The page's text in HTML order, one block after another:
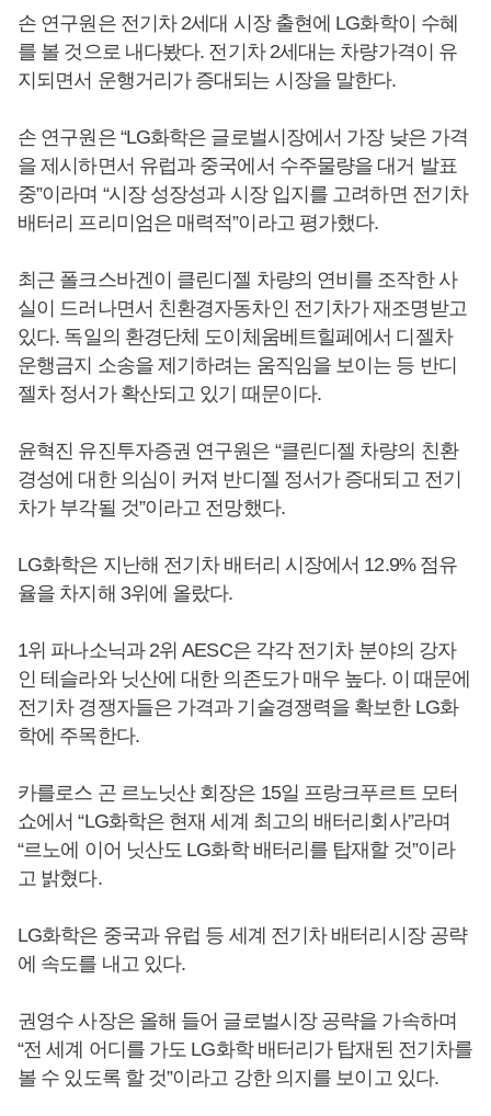
손 연구원은 전기차 2세대 시장 출현에 LG화학이 수혜
를 볼 것으로 내다봤다. 전기차 2세대는 차량가격이 유
지되면서 운행거리가 증대되는 시장을 말한다.
손 연구원은 “LG화학은 글로벌시장에서 가장 낮은 가격
을 제시하면서 유럽과 중국에서 수주물량을 대거 발표
중”이라며 “시장 성장성과 시장 입지를 고려하면 전기차
배터리 프리미엄은 매력적”이라고 평가했다.
최근 폴크스바겐이 클린디젤 차량의 연비를 조작한 사
실이 드러나면서 친환경자동차인 전기차가 재조명받고
있다. 독일의 환경단체 도이체움베트힐페에서 디젤차
운행금지 소송을 제기하려는 움직임을 보이는 등 반디
젤차 정서가 확산되고 있기 때문이다.
윤혁진 유진투자증권 연구원은 “클린디젤 차량의 친환
경성에 대한 의심이 커져 반디젤 정서가 증대되고 전기
차가 부각될 것”이라고 전망했다.
LG화학은 지난해 전기차 배터리 시장에서 12.9% 점유
율을 차지해 3위에 올랐다.
1위 파나소닉과 2위 AESC은 각각 전기차 분야의 강자
인 테슬라와 닛산에 대한 의존도가 매우 높다. 이 때문에
전기차 경쟁자들은 가격과 기술경쟁력을 확보한 LG화
학에 주목한다.
카를로스 곤 르노닛산 회장은 15일 프랑크푸르트 모터
쇼에서 “LG화학은 현재 세계 최고의 배터리회사”라며
“르노에 이어 닛산도 LG화학 배터리를 탑재할 것”이라
고 밝혔다.
LG화학은 중국과 유럽 등 세계 전기차 배터리시장 공략
에 속도를 내고 있다.
권영수 사장은 올해 들어 글로벌시장 공략을 가속하며
“전 세계 어디를 가도 LG화학 배터리가 탑재된 전기차를
볼 수 있도록 할 것”이라고 강한 의지를 보이고 있다.